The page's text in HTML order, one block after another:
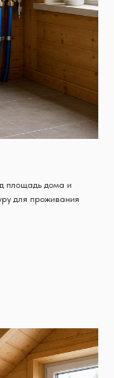
площадь дома и
для проживания